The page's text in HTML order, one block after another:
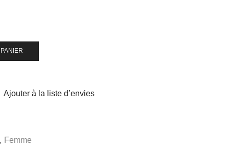
Ajouter à la liste d’envies
, Femme